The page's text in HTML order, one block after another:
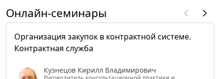
Онлайн-семинары
Организация закупок в контрактной системе.
Контрактная служба
Кузнецов Кирилл Владимирович